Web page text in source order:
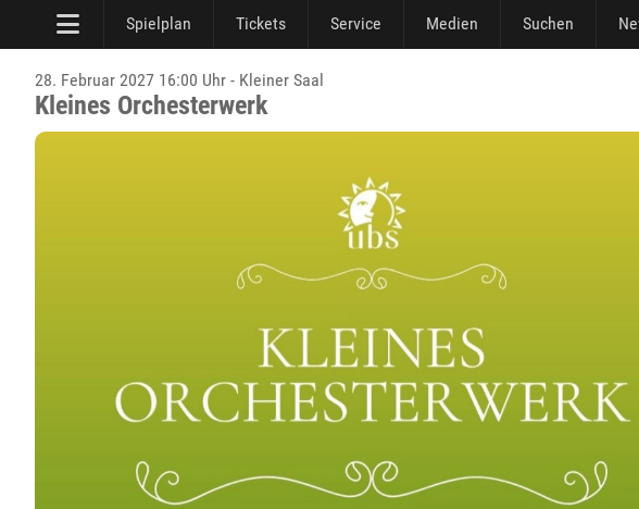
Spielplan Tickets Service Medien Suchen
28. Februar 2027 16:00 Uhr - Kleiner Saal
Kleines Orchesterwerk